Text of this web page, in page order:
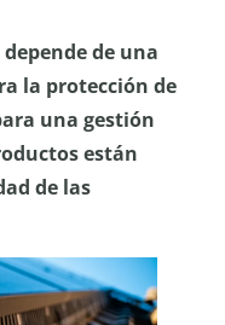
de una
la protección de
una gestión
están
de las